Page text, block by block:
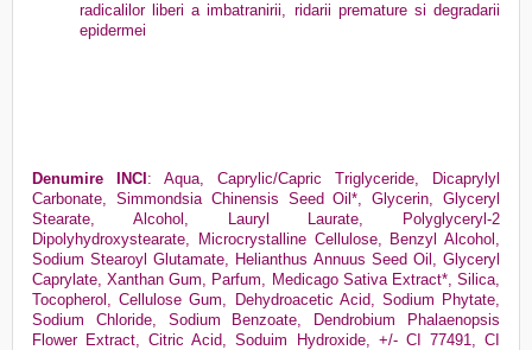
radicalilor liberi a imbatranirii, ridarii premature si degradarii
epidermei
Denumire INCI : Aqua, Caprylic/Capric Triglyceride, Dicaprylyl
Carbonate, Simmondsia Chinensis Seed Oil*, Glycerin, Glyceryl
Stearate, Alcohol, Lauryl Laurate, Polyglyceryl-2
Dipolyhydroxystearate, Microcrystalline Cellulose, Benzyl Alcohol,
Sodium Stearoyl Glutamate, Helianthus Annuus Seed Oil, Glyceryl
Caprylate, Xanthan Gum, Parfum, Medicago Sativa Extract*, Silica,
Tocopherol, Cellulose Gum, Dehydroacetic Acid, Sodium Phytate,
Sodium Chloride, Sodium Benzoate, Dendrobium Phalaenopsis
Flower Extract, Citric Acid, Soduim Hydroxide, +/- CI 77491, CI